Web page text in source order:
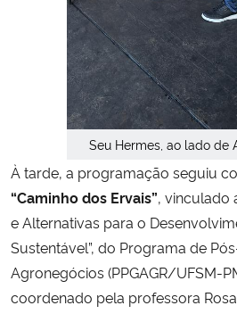
Seu Hermes, ao lado de
À tarde, a programação seguiu
“Caminho dos Ervais”, vinculado
e Alternativas para o
Sustentável”, do Programa de
Agronegócios (PPGAGR/UFSM-
coordenado pela professora